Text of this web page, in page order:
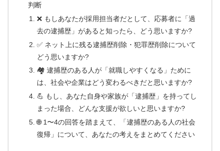
判断
❌ もしあなたが採用担当者だとして、応募者に「過
去の逮捕歴」があると知ったら、どう思いますか?
✅ ネット上に残る逮捕歴削除・犯罪歴削除について
どう思いますか?
🏘️ 逮捕歴のある人が「就職しやすくなる」ために
は、社会や企業はどう変わるべきだと思いますか?
💪 もし、あなた自身や家族が「逮捕歴」を持ってし
まった場合、どんな支援が欲しいと思いますか?
🌐 1〜4の回答を踏まえて、「逮捕歴のある人の社会
復帰」について、あなたの考えをまとめてください